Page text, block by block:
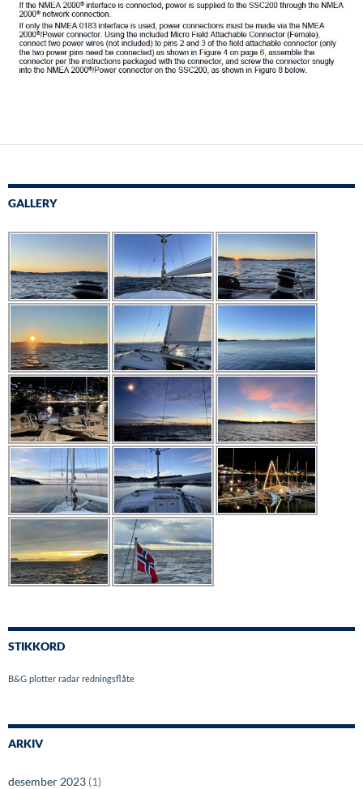
GALLERY
STIKKORD
B&G plotter radar redningsflåte
ARKIV
desember 2023 (1)